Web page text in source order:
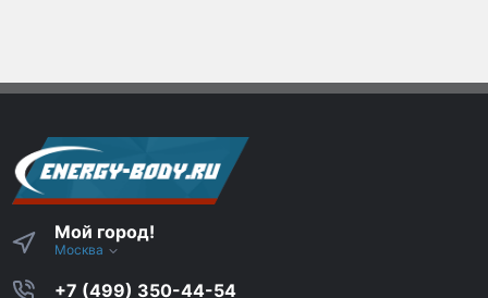
Мой город!
Москва
+7 (499) 350-44-54